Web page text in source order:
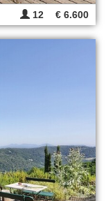
12 € 6.600